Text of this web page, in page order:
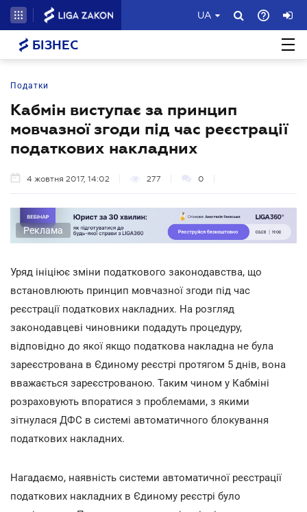
UA
БІЗНЕС
Податки
Кабмін виступає за принцип
мовчазної згоди під час реєстрації
податкових накладних
4 жовтня 2017, 14:02 277 0
Реклама
Уряд ініціює зміни податкового законодавства, що
встановлюють принцип мовчазної згоди під час
реєстрації податкових накладних. На розгляд
законодавцеві чиновники подадуть процедуру,
відповідно до якої якщо податкова накладна не була
зареєстрована в Єдиному реєстрі протягом 5 днів, вона
вважається зареєстрованою. Таким чином у Кабміні
розраховують впоратися з проблемами, з якими
зітнулася ДФС в системі автоматичного блокування
податкових накладних.
Нагадаємо, наявність системи автоматичної реєстрації
податкових накладних в Єдиному реєстрі було